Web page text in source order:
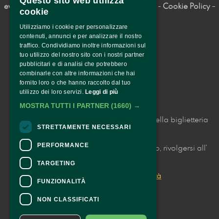
eventi@altalangadocg.com– Privacy Policy - Cookie Policy–
Per informazioni e supporto all'acquisto della biglietteria
Clicca qui
Per informazioni sul programma e l'evento, rivolgersi all'
Dichiarazione di accessibilità
cookie
Utilizziamo i cookie per personalizzare
contenuti, annunci e per analizzare il nostro
traffico. Condividiamo inoltre informazioni sul
tuo utilizzo del nostro sito con i nostri partner
pubblicitari e di analisi che potrebbero
combinarle con altre informazioni che hai
fornito loro o che hanno raccolto dal tuo
utilizzo dei loro servizi. Leggi di più
MOSTRA TUTTI I PARTNER (1660) →
STRETTAMENTE NECESSARI
PERFORMANCE
TARGETING
FUNZIONALITÀ
NON CLASSIFICATI